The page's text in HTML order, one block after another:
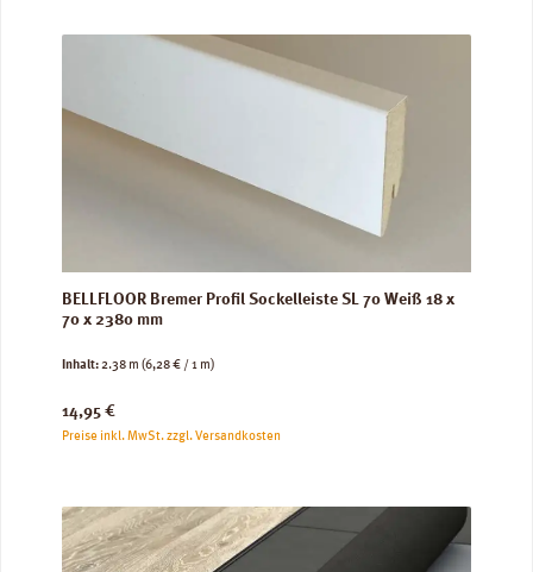
BELLFLOOR Bremer Profil Sockelleiste SL 70 Weiß 18 x
70 x 2380 mm
Inhalt:2.38 m (6,28 € / 1 m)
Regulärer Preis:
14,95 €
Preise inkl. MwSt. zzgl. Versandkosten